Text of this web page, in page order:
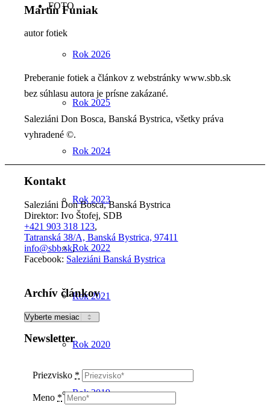
FOTO
Rok 2026
Rok 2025
Rok 2024
Rok 2023
Rok 2022
Rok 2021
Rok 2020
Rok 2019
Martin Funiak
autor fotiek
Preberanie fotiek a článkov z webstránky www.sbb.sk
bez súhlasu autora je prísne zakázané.
Saleziáni Don Bosca, Banská Bystrica, všetky práva
vyhradené ©.
Kontakt
Saleziáni Don Bosca, Banská Bystrica
Direktor: Ivo Štofej, SDB
+421 903 318 123,
Tatranská 38/A, Banská Bystrica, 97411
info@sbb.sk,
Facebook: Saleziáni Banská Bystrica
Archív článkov
Archív
Newsletter
Priezvisko *
Meno *